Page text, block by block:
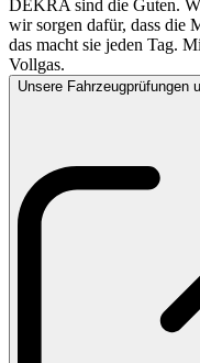
DEKRA sind die Guten.
wir sorgen dafür, dass die
das macht sie jeden Tag.
Vollgas.
Unsere Fahrzeugprüfungen